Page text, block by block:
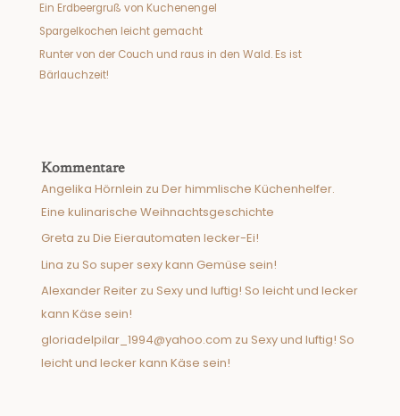
Ein Erdbeergruß von Kuchenengel
Spargelkochen leicht gemacht
Runter von der Couch und raus in den Wald. Es ist
Bärlauchzeit!
Kommentare
Angelika Hörnlein zu Der himmlische Küchenhelfer.
Eine kulinarische Weihnachtsgeschichte
Greta zu Die Eierautomaten lecker-Ei!
Lina zu So super sexy kann Gemüse sein!
Alexander Reiter zu Sexy und luftig! So leicht und lecker
kann Käse sein!
gloriadelpilar_1994@yahoo.com zu Sexy und luftig! So
leicht und lecker kann Käse sein!